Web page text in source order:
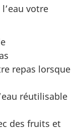
votre
repas lorsque
réutilisable
des fruits et